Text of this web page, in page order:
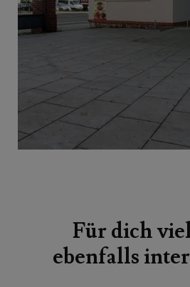
Für dich
ebenfalls